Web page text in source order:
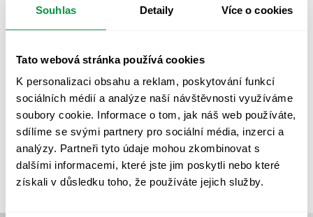
Souhlas Detaily Více o cookies
Tato webová stránka používá cookies
K personalizaci obsahu a reklam, poskytování funkcí
sociálních médií a analýze naší návštěvnosti využíváme
soubory cookie. Informace o tom, jak náš web používáte,
sdílíme se svými partnery pro sociální média, inzerci a
analýzy. Partneři tyto údaje mohou zkombinovat s
dalšími informacemi, které jste jim poskytli nebo které
získali v důsledku toho, že používáte jejich služby.
VÝPOČET OSVĚTLENÍ VÝPOČET ZASTÍNĚNÍ
VÝPOČTY A NÁVRHY
ZKOUŠKY NOUZOVÉHO OSVĚTLENÍ